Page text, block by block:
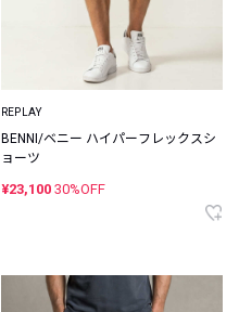
REPLAY
BENNI/ベニー ハイパーフレックスシ
ョーツ
¥23,100 30%OFF